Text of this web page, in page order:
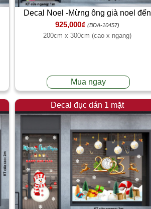
Decal Noel -Mừng ông già noel đến
925,000₫ (BDA-10457)
200cm x 300cm (cao x ngang)
Mua ngay
Decal đục dán 1 mặt